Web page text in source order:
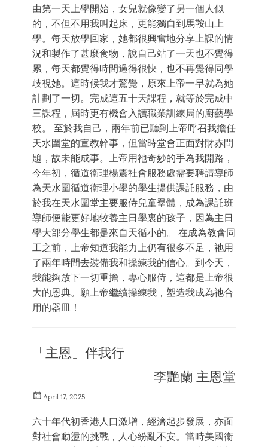
由第一天上學開始，女兒就像變了另一個人似
的，不但不用我叫起床，更能獨自到馬鞍山上
學。每天放學回家，她都很興奮地分享上課的情
況和製作了甚麼食物，說自己站了一天也不覺得
累，每天都覺得時間過得很快，也不再覺得同學
歧視她。這時候我才驚覺，原來上帝一早就為她
計劃了一切。完成這五十天課程，就等於完成中
三課程，屆時更有機會入讀職業訓練局的廚藝學
校。 至於我自己，兩年前已聽到上帝呼召我擔任
天水圍堂的宣教幹事，但當時堂會正面對財赤問
題，故未能成事。上帝用祂奇妙的手為我開路，
今年初，循道衞理楊震社會服務處需要聘請導師
為天水圍循道衞理小學的學生提供課託服務，由
於我在天水圍堂主要服侍兒童羣體，成為課託班
導師便能更好地牧養主日學裏的孩子，因為主日
學大部分學生都是來自天循小的。 在成為教會同
工之前，上帝知道我能力上仍有很多不足，祂用
了兩年時間去裝備我和操練我的信心。到今天，
我能夠放下一切重擔，專心服侍，這都是上帝很
大的恩典。願上帝繼續操練我，塑造我成為祂合
用的器皿！
會
「主恩」伴我行
李艷蘭 主恩堂
PostedApril 17, 2025
六十年代初香港人口激增，經濟起步發展，亦面
對社會動盪的挑戰，人心紛亂不安。當時美國衞